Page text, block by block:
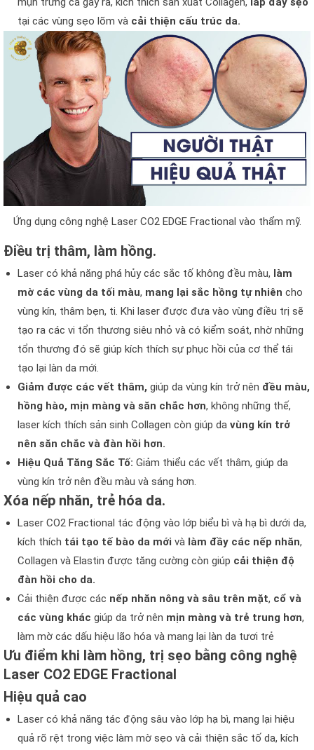
tại các vùng sẹo lõm và cải thiện cấu trúc da.
Ứng dụng công nghệ Laser CO2 EDGE Fractional vào thẩm mỹ.
Điều trị thâm, làm hồng.
Laser có khả năng phá hủy các sắc tố không đều màu, làm
mờ các vùng da tối màu, mang lại sắc hồng tự nhiên cho
vùng kín, thâm bẹn, ti. Khi laser được đưa vào vùng điều trị sẽ
tạo ra các vi tổn thương siêu nhỏ và có kiểm soát, nhờ những
tổn thương đó sẽ giúp kích thích sự phục hồi của cơ thể tái
tạo lại làn da mới.
Giảm được các vết thâm, giúp da vùng kín trở nên đều màu,
hồng hào, mịn màng và săn chắc hơn, không những thế,
laser kích thích sản sinh Collagen còn giúp da vùng kín trở
nên săn chắc và đàn hồi hơn.
Hiệu Quả Tăng Sắc Tố: Giảm thiểu các vết thâm, giúp da
vùng kín trở nên đều màu và sáng hơn.
Xóa nếp nhăn, trẻ hóa da.
Laser CO2 Fractional tác động vào lớp biểu bì và hạ bì dưới da,
kích thích tái tạo tế bào da mới và làm đầy các nếp nhăn,
Collagen và Elastin được tăng cường còn giúp cải thiện độ
đàn hồi cho da.
Cải thiện được các nếp nhăn nông và sâu trên mặt, cổ và
các vùng khác giúp da trở nên mịn màng và trẻ trung hơn,
làm mờ các dấu hiệu lão hóa và mang lại làn da tươi trẻ
Ưu điểm khi làm hồng, trị sẹo bằng công nghệ
Laser CO2 EDGE Fractional
Hiệu quả cao
Laser có khả năng tác động sâu vào lớp hạ bì, mang lại hiệu
quả rõ rệt trong việc làm mờ sẹo và cải thiện sắc tố da, kích